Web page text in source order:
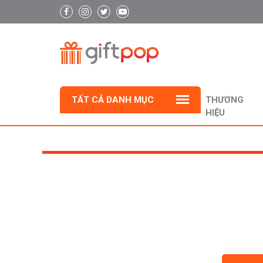
TẤT CẢ DANH MỤC
THƯƠNG
HIỆU